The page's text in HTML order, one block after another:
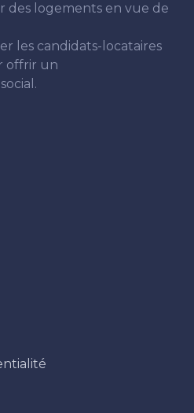
des logements en vue de
les candidats-locataires
offrir un